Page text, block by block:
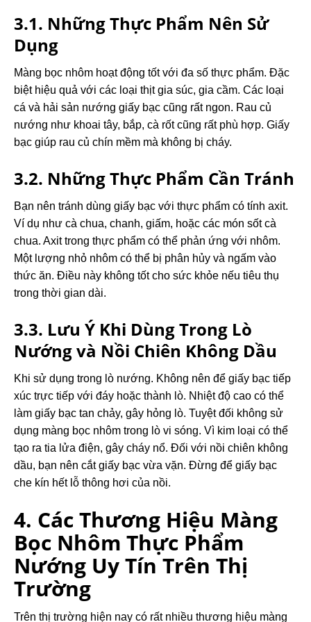
3.1. Những Thực Phẩm Nên Sử
Dụng
Màng bọc nhôm hoạt động tốt với đa số thực phẩm. Đặc
biệt hiệu quả với các loại thịt gia súc, gia cầm. Các loại
cá và hải sản nướng giấy bạc cũng rất ngon. Rau củ
nướng như khoai tây, bắp, cà rốt cũng rất phù hợp. Giấy
bạc giúp rau củ chín mềm mà không bị cháy.
3.2. Những Thực Phẩm Cần Tránh
Bạn nên tránh dùng giấy bạc với thực phẩm có tính axit.
Ví dụ như cà chua, chanh, giấm, hoặc các món sốt cà
chua. Axit trong thực phẩm có thể phản ứng với nhôm.
Một lượng nhỏ nhôm có thể bị phân hủy và ngấm vào
thức ăn. Điều này không tốt cho sức khỏe nếu tiêu thụ
trong thời gian dài.
3.3. Lưu Ý Khi Dùng Trong Lò
Nướng và Nồi Chiên Không Dầu
Khi sử dụng trong lò nướng. Không nên để giấy bạc tiếp
xúc trực tiếp với đáy hoặc thành lò. Nhiệt độ cao có thể
làm giấy bạc tan chảy, gây hỏng lò. Tuyệt đối không sử
dụng màng bọc nhôm trong lò vi sóng. Vì kim loại có thể
tạo ra tia lửa điện, gây cháy nổ. Đối với nồi chiên không
dầu, bạn nên cắt giấy bạc vừa vặn. Đừng để giấy bạc
che kín hết lỗ thông hơi của nồi.
4. Các Thương Hiệu Màng
Bọc Nhôm Thực Phẩm
Nướng Uy Tín Trên Thị
Trường
Trên thị trường hiện nay có rất nhiều thương hiệu màng